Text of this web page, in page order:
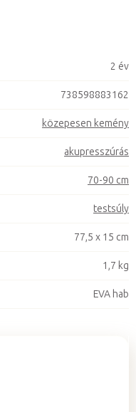
2 év
738598883162
közepesen kemény
akupresszúrás
70-90 cm
testsúly
77,5 x 15 cm
1,7 kg
EVA hab